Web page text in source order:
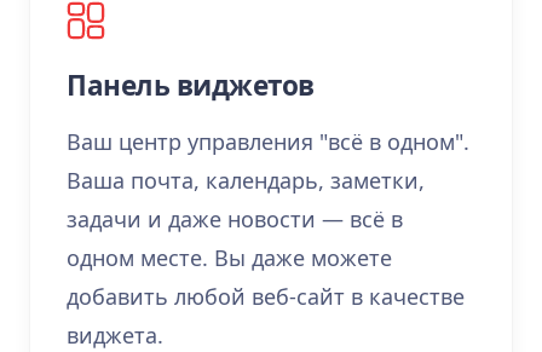
Панель виджетов
Ваш центр управления "всё в одном".
Ваша почта, календарь, заметки,
задачи и даже новости — всё в
одном месте. Вы даже можете
добавить любой веб-сайт в качестве
виджета.